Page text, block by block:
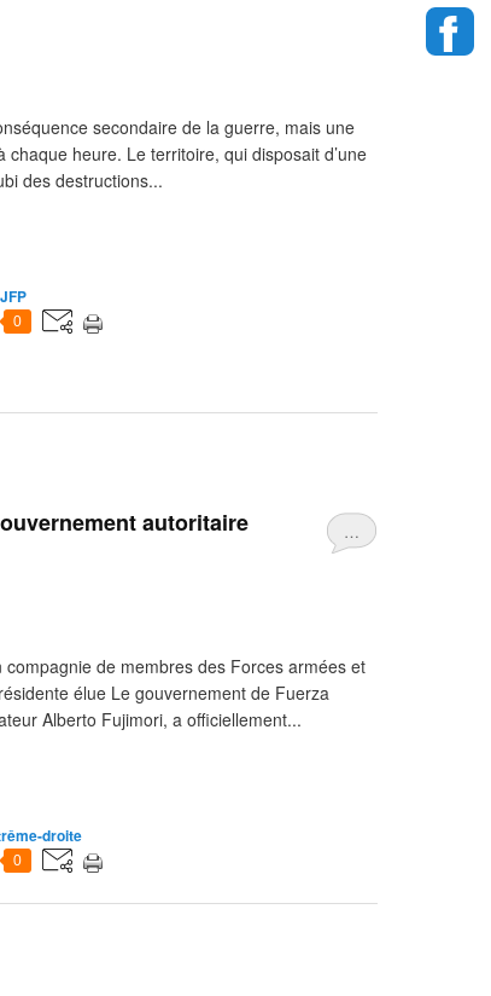
secondaire de la guerre, mais une
heure. Le territoire, qui disposait d’une
des destructions...
0
…
autoritaire
de membres des Forces armées et
élue Le gouvernement de Fuerza
Alberto Fujimori, a officiellement...
droite
0